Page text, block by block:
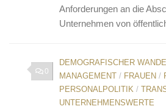
Anforderungen an die
Unternehmen von
0
DEMOGRAFISCHER
MANAGEMENT / FRAUEN /
PERSONALPOLITIK /
UNTERNEHMENSWERTE